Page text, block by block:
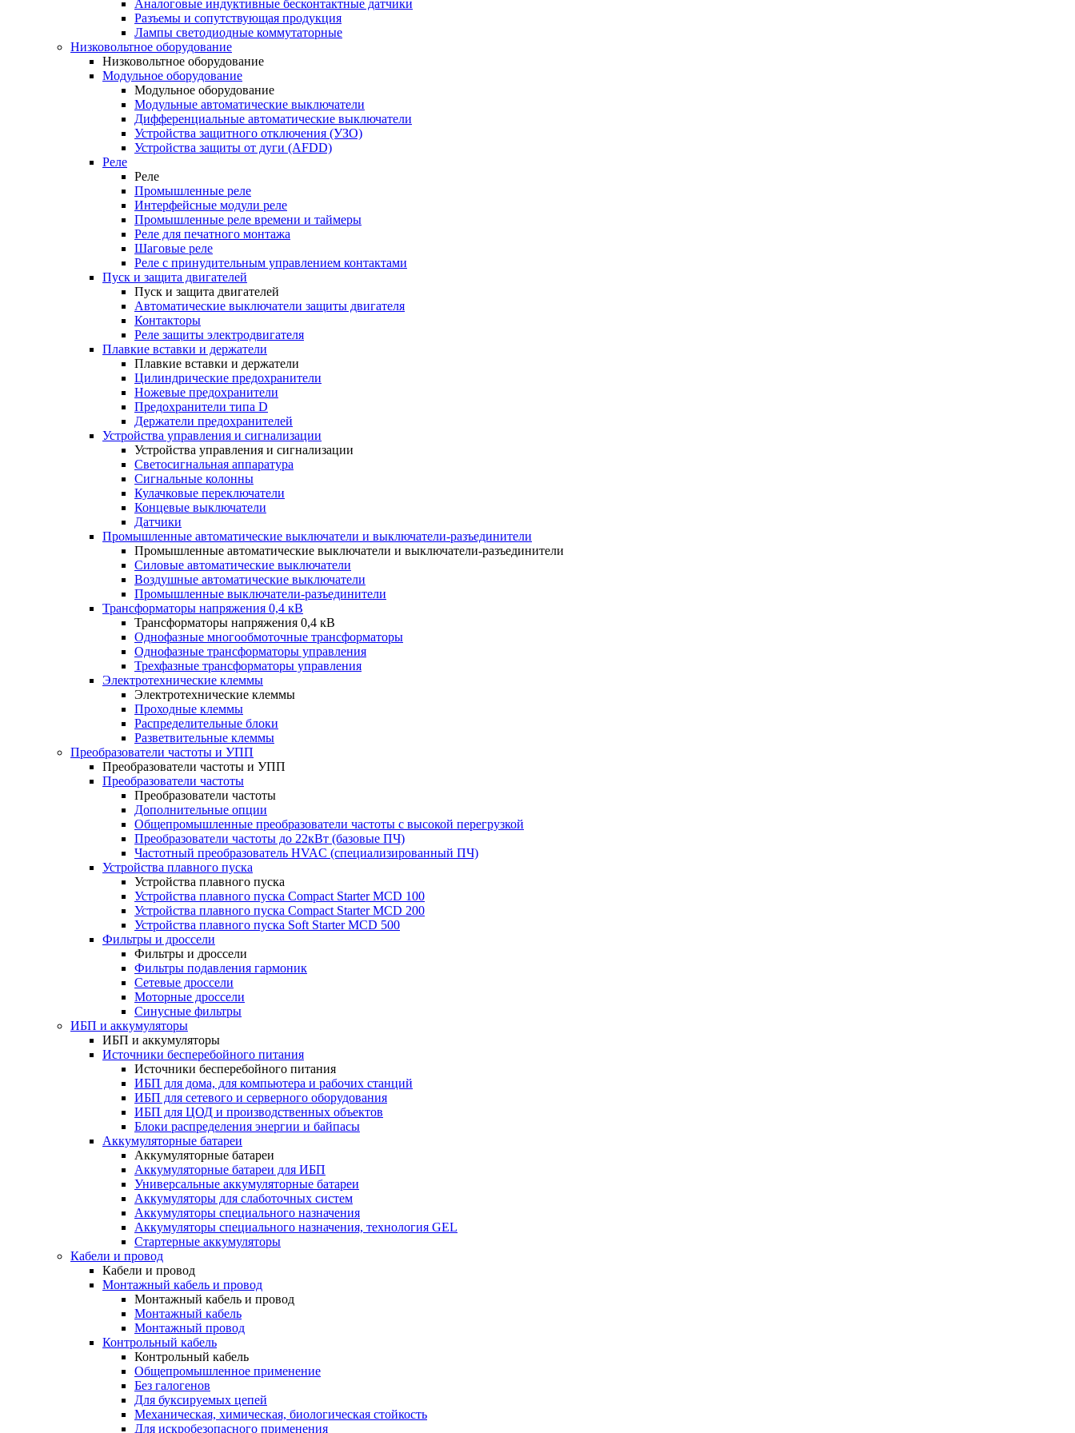
Аналоговые индуктивные бесконтактные датчики
Разъемы и сопутствующая продукция
Лампы светодиодные коммутаторные
Низковольтное оборудование
Низковольтное оборудование
Модульное оборудование
Модульное оборудование
Модульные автоматические выключатели
Дифференциальные автоматические выключатели
Устройства защитного отключения (УЗО)
Устройства защиты от дуги (AFDD)
Реле
Реле
Промышленные реле
Интерфейсные модули реле
Промышленные реле времени и таймеры
Реле для печатного монтажа
Шаговые реле
Реле с принудительным управлением контактами
Пуск и защита двигателей
Пуск и защита двигателей
Автоматические выключатели защиты двигателя
Контакторы
Реле защиты электродвигателя
Плавкие вставки и держатели
Плавкие вставки и держатели
Цилиндрические предохранители
Ножевые предохранители
Предохранители типа D
Держатели предохранителей
Устройства управления и сигнализации
Устройства управления и сигнализации
Светосигнальная аппаратура
Сигнальные колонны
Кулачковые переключатели
Концевые выключатели
Датчики
Промышленные автоматические выключатели и выключатели-разъединители
Промышленные автоматические выключатели и выключатели-разъединители
Силовые автоматические выключатели
Воздушные автоматические выключатели
Промышленные выключатели-разъединители
Трансформаторы напряжения 0,4 кВ
Трансформаторы напряжения 0,4 кВ
Однофазные многообмоточные трансформаторы
Однофазные трансформаторы управления
Трехфазные трансформаторы управления
Электротехнические клеммы
Электротехнические клеммы
Проходные клеммы
Распределительные блоки
Разветвительные клеммы
Преобразователи частоты и УПП
Преобразователи частоты и УПП
Преобразователи частоты
Преобразователи частоты
Дополнительные опции
Общепромышленные преобразователи частоты с высокой перегрузкой
Преобразователи частоты до 22кВт (базовые ПЧ)
Частотный преобразователь HVAC (специализированный ПЧ)
Устройства плавного пуска
Устройства плавного пуска
Устройства плавного пуска Compact Starter MCD 100
Устройства плавного пуска Compact Starter MCD 200
Устройства плавного пуска Soft Starter MCD 500
Фильтры и дроссели
Фильтры и дроссели
Фильтры подавления гармоник
Сетевые дроссели
Моторные дроссели
Синусные фильтры
ИБП и аккумуляторы
ИБП и аккумуляторы
Источники бесперебойного питания
Источники бесперебойного питания
ИБП для дома, для компьютера и рабочих станций
ИБП для сетевого и серверного оборудования
ИБП для ЦОД и производственных объектов
Блоки распределения энергии и байпасы
Аккумуляторные батареи
Аккумуляторные батареи
Аккумуляторные батареи для ИБП
Универсальные аккумуляторные батареи
Аккумуляторы для слаботочных систем
Аккумуляторы специального назначения
Аккумуляторы специального назначения, технология GEL
Стартерные аккумуляторы
Кабели и провод
Кабели и провод
Монтажный кабель и провод
Монтажный кабель и провод
Монтажный кабель
Монтажный провод
Контрольный кабель
Контрольный кабель
Общепромышленное применение
Без галогенов
Для буксируемых цепей
Механическая, химическая, биологическая стойкость
Для искробезопасного применения